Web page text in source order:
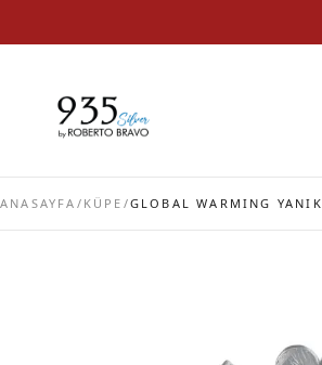
ANASAYFA / KÜPE /GLOBAL WARMING